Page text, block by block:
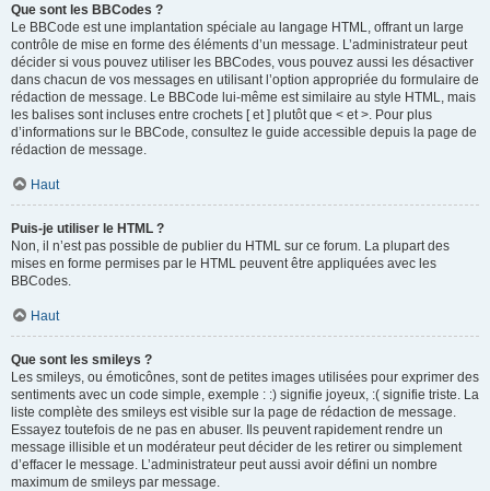
Que sont les BBCodes ?
Le BBCode est une implantation spéciale au langage HTML, offrant un large
contrôle de mise en forme des éléments d’un message. L’administrateur peut
décider si vous pouvez utiliser les BBCodes, vous pouvez aussi les désactiver
dans chacun de vos messages en utilisant l’option appropriée du formulaire de
rédaction de message. Le BBCode lui-même est similaire au style HTML, mais
les balises sont incluses entre crochets [ et ] plutôt que < et >. Pour plus
d’informations sur le BBCode, consultez le guide accessible depuis la page de
rédaction de message.
Haut
Puis-je utiliser le HTML ?
Non, il n’est pas possible de publier du HTML sur ce forum. La plupart des
mises en forme permises par le HTML peuvent être appliquées avec les
BBCodes.
Haut
Que sont les smileys ?
Les smileys, ou émoticônes, sont de petites images utilisées pour exprimer des
sentiments avec un code simple, exemple : :) signifie joyeux, :( signifie triste. La
liste complète des smileys est visible sur la page de rédaction de message.
Essayez toutefois de ne pas en abuser. Ils peuvent rapidement rendre un
message illisible et un modérateur peut décider de les retirer ou simplement
d’effacer le message. L’administrateur peut aussi avoir défini un nombre
maximum de smileys par message.